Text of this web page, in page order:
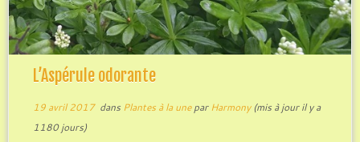
L’Aspérule odorante
19 avril 2017dans Plantes à la uneparHarmony(mis à jour il y a
1180 jours)